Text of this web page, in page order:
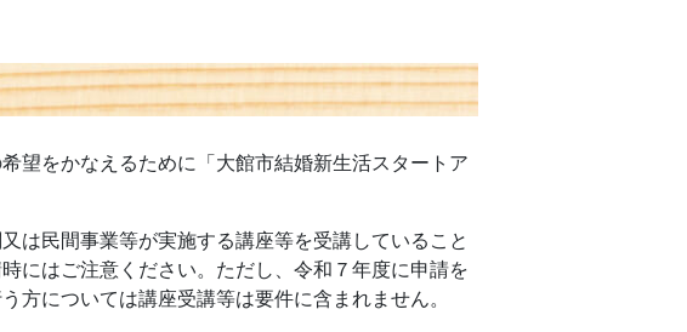
望をかなえるために「大館市結婚新生活スタートア
は民間事業等が実施する講座等を受講していること
にはご注意ください。ただし、令和７年度に申請を
については講座受講等は要件に含まれません。